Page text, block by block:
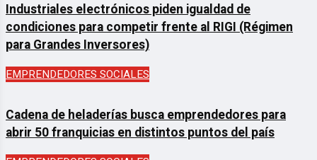
Industriales electrónicos piden igualdad de
condiciones para competir frente al RIGI (Régimen
para Grandes Inversores)
EMPRENDEDORES SOCIALES
Cadena de heladerías busca emprendedores para
abrir 50 franquicias en distintos puntos del país